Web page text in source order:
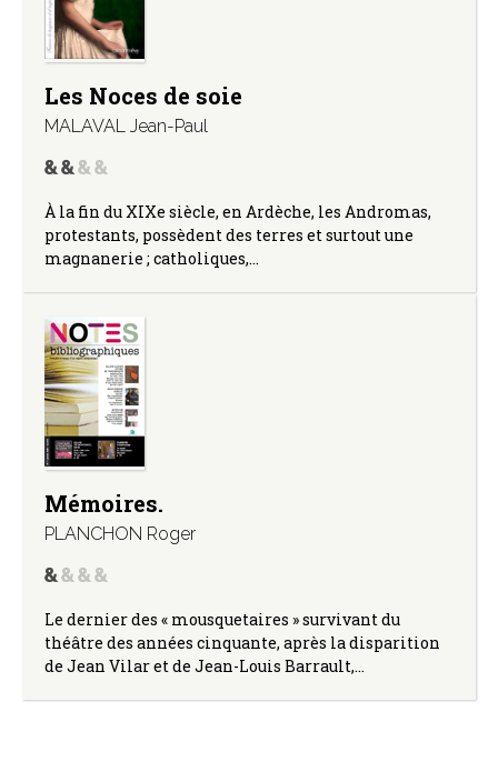
Les Noces de soie
MALAVAL Jean-Paul
À la fin du XIXe siècle, en Ardèche, les Andromas,
protestants, possèdent des terres et surtout une
magnanerie ; catholiques,…
Mémoires.
PLANCHON Roger
Le dernier des « mousquetaires » survivant du
théâtre des années cinquante, après la disparition
de Jean Vilar et de Jean-Louis Barrault,…